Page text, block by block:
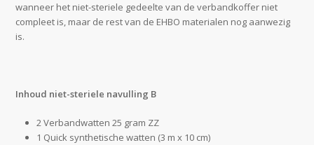
wanneer het niet-steriele gedeelte van de verbandkoffer niet
compleet is, maar de rest van de EHBO materialen nog aanwezig
is.
Inhoud niet-steriele navulling B
2 Verbandwatten 25 gram ZZ
1 Quick synthetische watten (3 m x 10 cm)